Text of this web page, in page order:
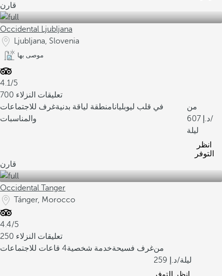
قارن
Occidental Ljubljana
Ljubljana, Slovenia
موصى بها
4.1/5
700 تعليقات النزلاء
في قلب ليوبليانامنطقة لياقة بدنيةغرف للاجتماعات
والمناسبات
من
607
/
ليلة
انظر
التوفر
قارن
Occidental Tanger
Tánger, Morocco
4.4/5
250 تعليقات النزلاء
غرف فسيحةخدمة شخصية4 قاعات للاجتماعات
من
259
/ليلة